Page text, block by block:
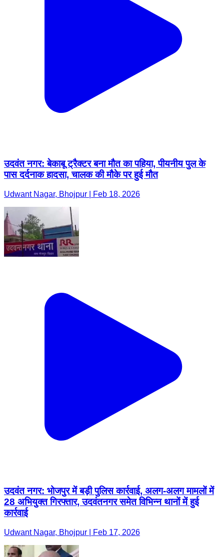
उदवंत नगर: बेकाबू ट्रैक्टर बना मौत का पहिया, पीयनीय पुल के
पास दर्दनाक हादसा, चालक की मौके पर हुई मौत
Udwant Nagar, Bhojpur | Feb 18, 2026
उदवंत नगर: भोजपुर में बड़ी पुलिस कार्रवाई, अलग-अलग मामलों में
28 अभियुक्त गिरफ्तार, उदवंतनगर समेत विभिन्न थानों में हुई
कार्रवाई
Udwant Nagar, Bhojpur | Feb 17, 2026